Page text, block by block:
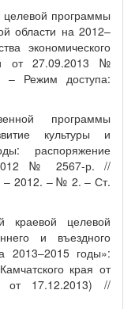
программы
области на 2012–
экономического
от 27.09.2013 №
– Режим доступа:
программы
культуры и
распоряжение
№ 2567-р. //
– 2012. – № 2. – Ст.
краевой целевой
и въездного
2013–2015 годы»:
края от
17.12.2013) //